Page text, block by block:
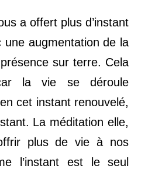
a offert plus d’instant
une augmentation de la
sur terre. Cela
la vie se déroule
cet instant renouvelé,
La méditation elle,
plus de vie à nos
l’instant est le seul